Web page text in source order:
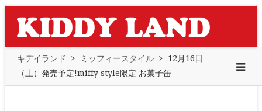
キデイランド > ミッフィースタイル > 12月16日
（土）発売予定!miffy style限定 お菓子缶